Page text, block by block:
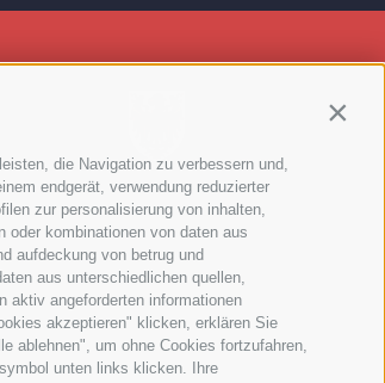
die Navigation zu verbessern und,
endgerät, verwendung reduzierter
zur personalisierung von inhalten,
oder kombinationen von daten aus
aufdeckung von betrug und
aus unterschiedlichen quellen,
aktiv angeforderten informationen
akzeptieren" klicken, erklären Sie
ablehnen", um ohne Cookies fortzufahren,
unten links klicken. Ihre